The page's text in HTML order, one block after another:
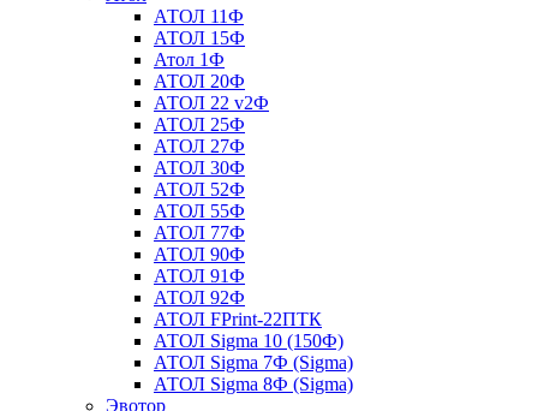
АТОЛ 11Ф
АТОЛ 15Ф
Атол 1Ф
АТОЛ 20Ф
АТОЛ 22 v2Ф
АТОЛ 25Ф
АТОЛ 27Ф
АТОЛ 30Ф
АТОЛ 52Ф
АТОЛ 55Ф
АТОЛ 77Ф
АТОЛ 90Ф
АТОЛ 91Ф
АТОЛ 92Ф
АТОЛ FPrint-22ПТК
АТОЛ Sigma 10 (150Ф)
АТОЛ Sigma 7Ф (Sigma)
АТОЛ Sigma 8Ф (Sigma)
Эвотор